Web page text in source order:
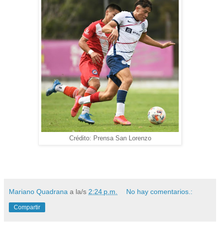
Crédito: Prensa San Lorenzo
Mariano Quadrana a la/s 2:24 p.m. No hay comentarios.:
Compartir